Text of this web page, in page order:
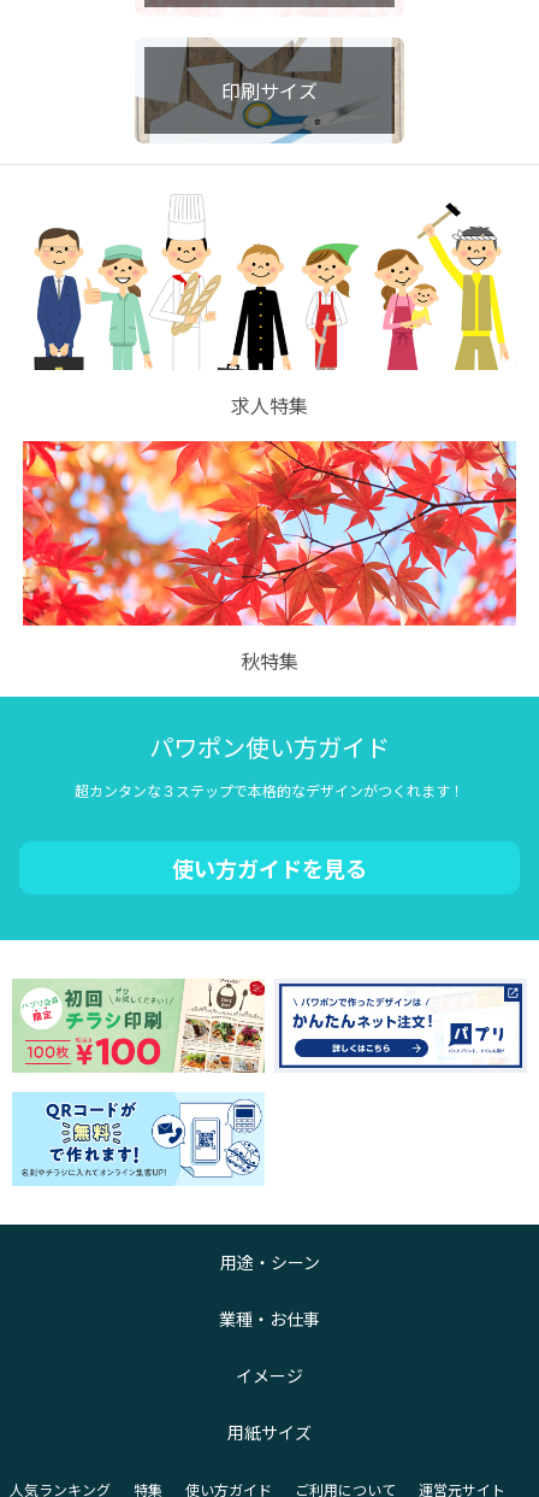
印刷サイズ
求人特集
秋特集
パワポン使い方ガイド
超カンタンな３ステップで本格的なデザインがつくれます！
使い方ガイドを見る
用途・シーン
業種・お仕事
イメージ
用紙サイズ
人気ランキング 特集 使い方ガイド ご利用について 運営元サイト